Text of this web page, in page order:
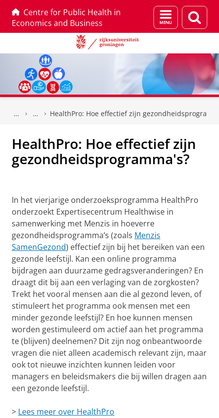
Centre for Public Health in
Economics and Business
Menu
en
HealthPro: Hoe effectief zijn
HealthPro: Hoe effectief zijn
gezondheidsprogramma's?
In het vierjarige onderzoeksprogramma HealthPro
onderzoekt Expertisecentrum Healthwise in
samenwerking met Menzis in hoeverre
gezondheidsprogramma’s (zoals Menzis
SamenGezond) effectief zijn bij het bereiken van een
gezonde leefstijl. Kan een online programma
bijdragen aan duurzame gedragsveranderingen? En
draagt dit bij aan een verlaging van de zorgkosten?
Trekt het vooral mensen aan die al gezond leven, of
stimuleert het programma ook mensen met een
minder gezonde leefstijl? En hoe kunnen mensen
worden gestimuleerd om actief aan het programma
te (blijven) deelnemen? Dit zijn nog onbeantwoorde
vragen die niet alleen academisch relevant zijn, maar
ook tot nieuwe inzichten kunnen leiden voor
managers en beleidsmakers die bij willen dragen aan
een gezonde leefstijl.
> Lees meer over HealthPro